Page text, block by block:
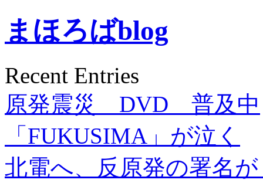
まほろばblog
Recent Entries
原発震災 DVD 普及中
「FUKUSIMA」が泣く
北電へ、反原発の署名